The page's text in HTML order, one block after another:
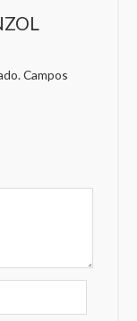
Campos